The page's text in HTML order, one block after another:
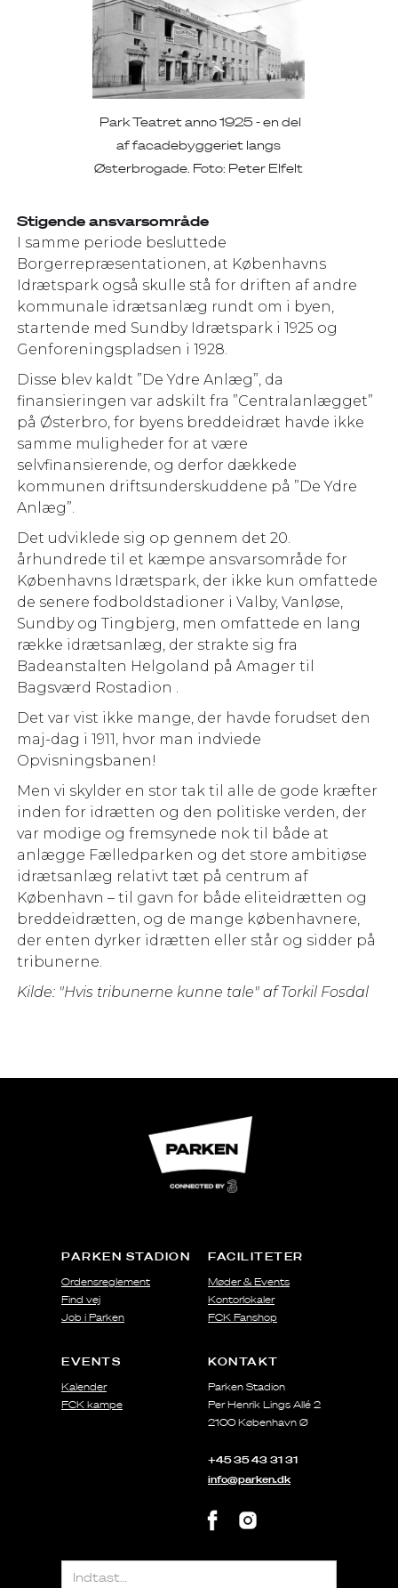
Park Teatret anno 1925 - en del
af facadebyggeriet langs
Østerbrogade. Foto: Peter Elfelt
Stigende ansvarsområde
I samme periode besluttede
Borgerrepræsentationen, at Københavns
Idrætspark også skulle stå for driften af andre
kommunale idrætsanlæg rundt om i byen,
startende med Sundby Idrætspark i 1925 og
Genforeningspladsen i 1928.
Disse blev kaldt ”De Ydre Anlæg”, da
finansieringen var adskilt fra ”Centralanlægget”
på Østerbro, for byens breddeidræt havde ikke
samme muligheder for at være
selvfinansierende, og derfor dækkede
kommunen driftsunderskuddene på ”De Ydre
Anlæg”.
Det udviklede sig op gennem det 20.
århundrede til et kæmpe ansvarsområde for
Københavns Idrætspark, der ikke kun omfattede
de senere fodboldstadioner i Valby, Vanløse,
Sundby og Tingbjerg, men omfattede en lang
række idrætsanlæg, der strakte sig fra
Badeanstalten Helgoland på Amager til
Bagsværd Rostadion .
Det var vist ikke mange, der havde forudset den
maj-dag i 1911, hvor man indviede
Opvisningsbanen!
Men vi skylder en stor tak til alle de gode kræfter
inden for idrætten og den politiske verden, der
var modige og fremsynede nok til både at
anlægge Fælledparken og det store ambitiøse
idrætsanlæg relativt tæt på centrum af
København – til gavn for både eliteidrætten og
breddeidrætten, og de mange københavnere,
der enten dyrker idrætten eller står og sidder på
tribunerne.
Kilde: "Hvis tribunerne kunne tale" af Torkil Fosdal
PARKEN STADION
Ordensreglement
Find vej
Job i Parken
FACILITETER
Møder & Events
Kontorlokaler
FCK Fanshop
EVENTS
Kalender
FCK kampe
KONTAKT
Parken Stadion
Per Henrik Lings Allé 2
2100 København Ø
+45 35 43 31 31
info@parken.dk